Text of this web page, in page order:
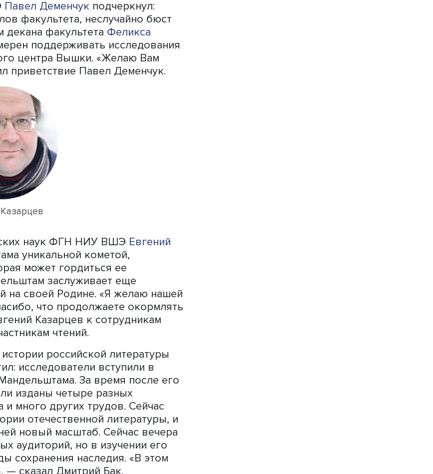
Баратынского.
Деменчук
ВШЭ
факультета, неслучайно бюст
намерен поддерживать исследования
центра Вышки. «Желаю Вам
приветствие Павел Деменчук.
Казарцев